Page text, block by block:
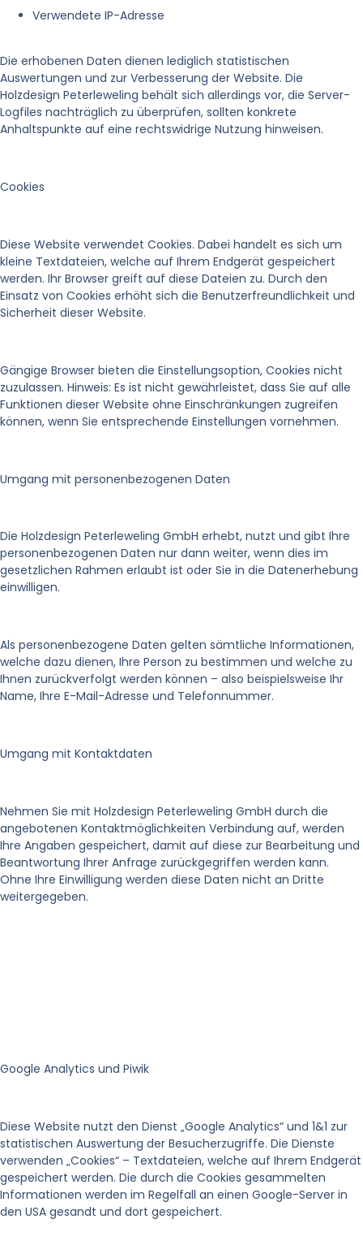
Verwendete IP-Adresse
Die erhobenen Daten dienen lediglich statistischen
Auswertungen und zur Verbesserung der Website. Die
Holzdesign Peterleweling behält sich allerdings vor, die Server-
Logfiles nachträglich zu überprüfen, sollten konkrete
Anhaltspunkte auf eine rechtswidrige Nutzung hinweisen.
Cookies
Diese Website verwendet Cookies. Dabei handelt es sich um
kleine Textdateien, welche auf Ihrem Endgerät gespeichert
werden. Ihr Browser greift auf diese Dateien zu. Durch den
Einsatz von Cookies erhöht sich die Benutzerfreundlichkeit und
Sicherheit dieser Website.
Gängige Browser bieten die Einstellungsoption, Cookies nicht
zuzulassen. Hinweis: Es ist nicht gewährleistet, dass Sie auf alle
Funktionen dieser Website ohne Einschränkungen zugreifen
können, wenn Sie entsprechende Einstellungen vornehmen.
Umgang mit personenbezogenen Daten
Die Holzdesign Peterleweling GmbH erhebt, nutzt und gibt Ihre
personenbezogenen Daten nur dann weiter, wenn dies im
gesetzlichen Rahmen erlaubt ist oder Sie in die Datenerhebung
einwilligen.
Als personenbezogene Daten gelten sämtliche Informationen,
welche dazu dienen, Ihre Person zu bestimmen und welche zu
Ihnen zurückverfolgt werden können – also beispielsweise Ihr
Name, Ihre E-Mail-Adresse und Telefonnummer.
Umgang mit Kontaktdaten
Nehmen Sie mit Holzdesign Peterleweling GmbH durch die
angebotenen Kontaktmöglichkeiten Verbindung auf, werden
Ihre Angaben gespeichert, damit auf diese zur Bearbeitung und
Beantwortung Ihrer Anfrage zurückgegriffen werden kann.
Ohne Ihre Einwilligung werden diese Daten nicht an Dritte
weitergegeben.
Google Analytics und Piwik
Diese Website nutzt den Dienst „Google Analytics“ und 1&1 zur
statistischen Auswertung der Besucherzugriffe. Die Dienste
verwenden „Cookies“ – Textdateien, welche auf Ihrem Endgerät
gespeichert werden. Die durch die Cookies gesammelten
Informationen werden im Regelfall an einen Google-Server in
den USA gesandt und dort gespeichert.